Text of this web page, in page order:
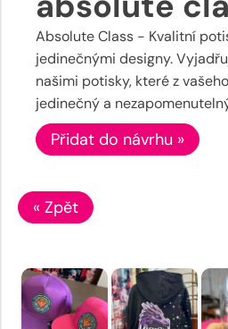
Absolute Class - Kvalitní
jedinečnými designy.
našimi potisky, které z
jedinečný a
Přidat do návrhu »
« Zpět